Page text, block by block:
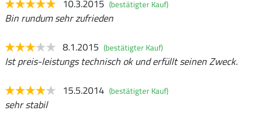
10.3.2015 (bestätigter Kauf)
Bin rundum sehr zufrieden
8.1.2015 (bestätigter Kauf)
Ist preis-leistungs technisch ok und erfüllt seinen Zweck.
15.5.2014 (bestätigter Kauf)
sehr stabil